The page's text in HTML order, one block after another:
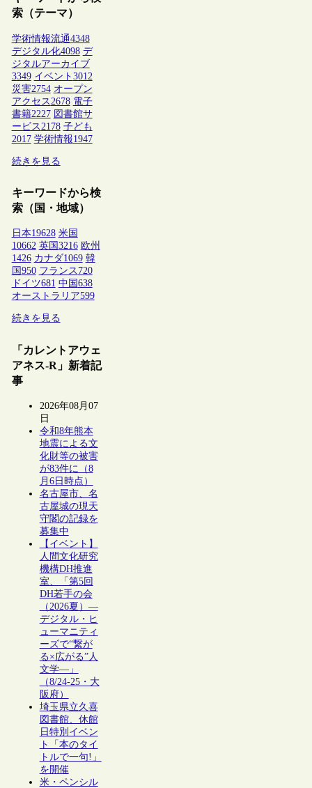
索（テーマ）
学術情報流通4348
デジタル化4098 デ
ジタルアーカイブ
3349 イベント 3012
災害2754 オープン
アクセス 2678 電子
書籍2227 図書館サ
ービス 2178 子ども
2017 学術情報1947
続きを見る
キーワードから検
索（国・地域）
日本19628 米国
10662 英国 3216 欧州
1426 カナダ1069 韓
国 950 フランス 720
ドイツ681 中国 638
オーストラリア599
続きを見る
「カレントアウェ
アネス-R」新着記
事
2026年08月07
日
令和8年熊本
地震による文
化財等の被害
が83件に（8
月6日時点）
名古屋市、名
古屋城の現天
守閣の記録を
募集中
【イベント】
人間文化研究
機構DH推進
室、「第5回
DH若手の会
（2026夏）―
デジタル・ヒ
ューマニティ
ーズで“繋が
る×広がる”人
文学―」
（8/24-25・大
阪府）
埼玉県立久喜
図書館、休館
日特別イベン
ト「本のタイ
トルで一句!」
を開催
米・ペンシル